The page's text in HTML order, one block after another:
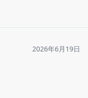
2026年6月19日